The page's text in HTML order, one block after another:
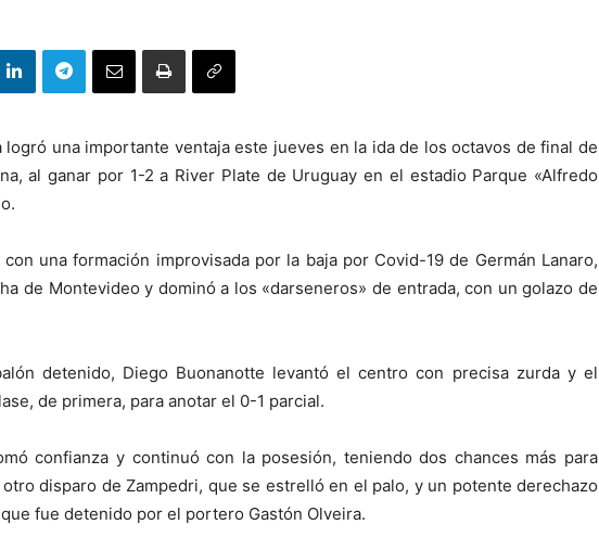
logró una importante ventaja este jueves en la ida de los octavos de final de
al ganar por 1-2 a River Plate de Uruguay en el estadio Parque «Alfredo
una formación improvisada por la baja por Covid-19 de Germán Lanaro,
de Montevideo y dominó a los «darseneros» de entrada, con un golazo de
detenido, Diego Buonanotte levantó el centro con precisa zurda y el
de primera, para anotar el 0-1 parcial.
confianza y continuó con la posesión, teniendo dos chances más para
disparo de Zampedri, que se estrelló en el palo, y un potente derechazo
fue detenido por el portero Gastón Olveira.